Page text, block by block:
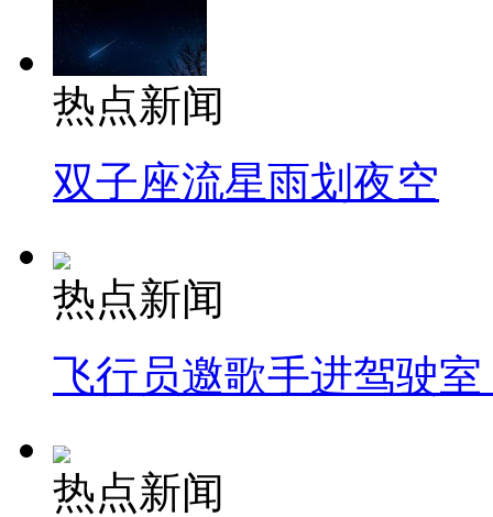
热点新闻
双子座流星雨划夜空
热点新闻
飞行员邀歌手进驾驶
热点新闻